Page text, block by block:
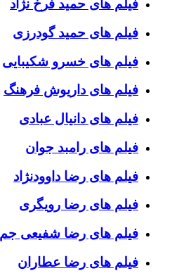
فیلم های حمید فرخ نژاد
فیلم های حمید گودرزی
فیلم های خسرو شکیبایی
فیلم های داریوش فرهنگ
فیلم های دانیال عبادی
فیلم های رامبد جوان
فیلم های رضا داوودنژاد
فیلم های رضا رویگری
فیلم های رضا شفیعی جم
فیلم های رضا عطاران